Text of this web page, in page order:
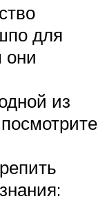
для
они
из